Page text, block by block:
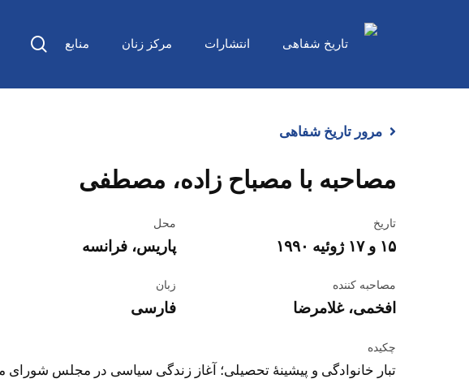
تاریخ شفاهی انتشارات مرکز زنان منابع
مرور تاریخ شفاهی
مصاحبه با مصباح زاده، مصطفی
تاریخ
۱۵ و ۱۷ ژوئیه ۱۹۹۰
محل
پاریس، فرانسه
مصاحبه کننده
افخمی، غلامرضا
زبان
فارسی
چکیده
تبار خانوادگی و پیشینۀ تحصیلی؛ آغاز زندگی سیاسی در مجلس شورای